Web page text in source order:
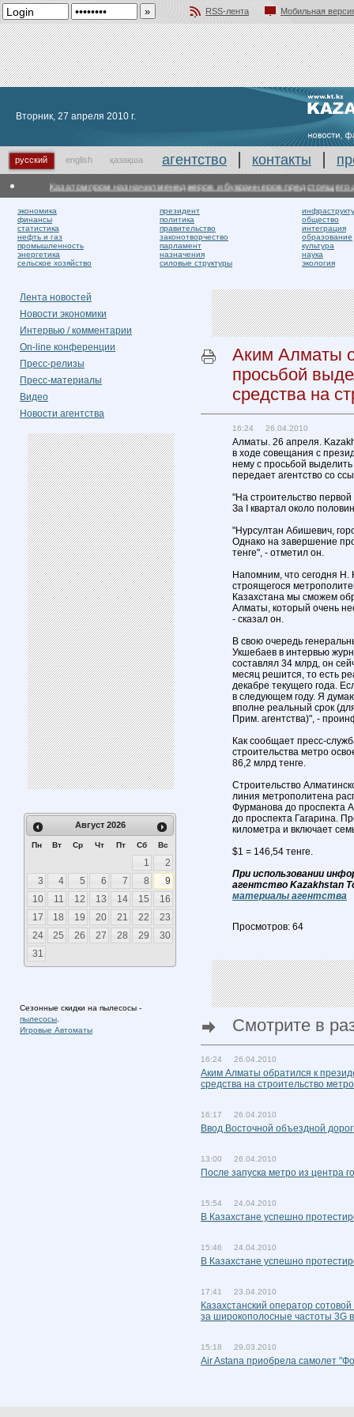
RSS-лента
Мобильная
Вторник, 27 апреля 2010 г.
русский english қазақша агентство контакты
Казатомпром назначил менеджеров и букраннеров предстоящего
экономика
финансы
статистика
нефть и газ
промышленность
энергетика
сельское хозяйство
президент
политика
правительство
законотворчество
парламент
назначения
силовые структуры
общество
интеграция
образование
культура
наука
экология
Лента новостей
Новости экономики
Интервью / комментарии
On-line конференции
Пресс-релизы
Пресс-материалы
Видео
Новости агентства
Август 2026
Пн Вт Ср Чт Пт Сб Вс
1
2
3
4 5 6 7 8
9
10
11 12 13 14 15
16
17
18 19 20 21 22
23
24
25 26 27 28 29
30
31
Сезонные скидки на пылесосы -
пылесосы
Игровые Автоматы
Аким Алматы
просьбой
средства на
16:24 26.04.2010
Алматы. 26 апреля.
в ходе совещания с
нему с просьбой
передает агентство со
"На строительство
За I квартал около
"Нурсултан Абишевич,
Однако на завершение
тенге", - отметил он.
Напомним, что сегодня
строящегося
Казахстана мы сможем
Алматы, который очень
- сказал он.
В свою очередь
Укшебаев в интервью
составлял 34 млрд, он
месяц решится, то есть
декабре текущего года.
в следующем году. Я
вполне реальный срок
Прим. агентства)", -
Как сообщает пресс-
строительства метро
86,2 млрд тенге.
Строительство
линия метрополитена
Фурманова до проспекта
до проспекта Гагарина.
километра и включает
$1 = 146,54 тенге.
При использовании
агентство Kazakhstan
материалы агентства
Просмотров: 64
Смотрите в
16:24 26.04.2010
Аким Алматы обратился к
средства на строительство метро
16:17 26.04.2010
Ввод Восточной объездной
13:00 26.04.2010
После запуска метро из центра
15:54 24.04.2010
В Казахстане успешно
15:46 24.04.2010
В Казахстане успешно
17:41 23.04.2010
Казахстанский оператор
за широкополосные частоты 3G
15:18 29.03.2010
Air Astana приобрела самолет